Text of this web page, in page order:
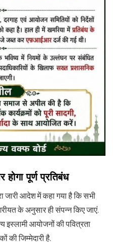
होगा पूर्ण प्रतिबंध
जारी आदेश में कहा गया है कि सभी
के अनुसार ही संपन्न किए जाएं.
इस्लामी आयोजनों की पवित्रता
की जिम्मेदारी है.